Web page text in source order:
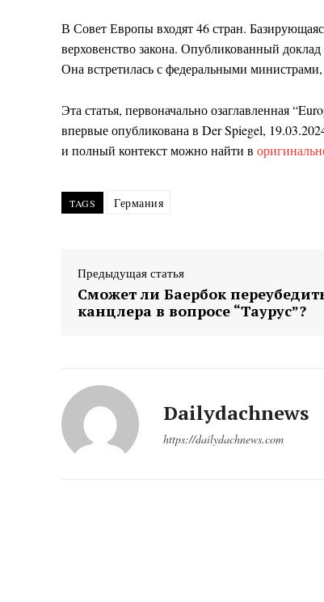
В Совет Европы входят 46 стран.
верховенство закона. Опубликованный
Она встретилась с федеральными
Эта статья, первоначально озаглавленная “
впервые опубликована в Der Spiegel,
и полный контекст можно найти в
TAGS Германия
Предыдущая статья
Сможет ли Баербок
канцлера в вопросе “Таурус”?
Dailydachnews
https://dailydachnews.com